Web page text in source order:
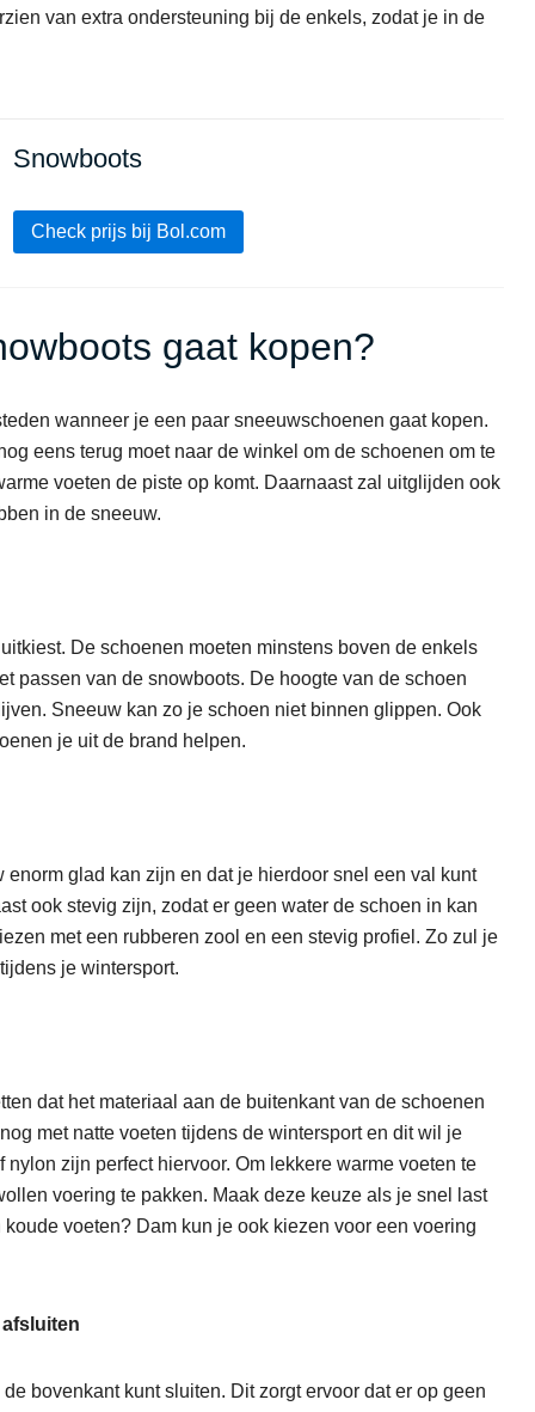
van extra ondersteuning bij de enkels, zodat je in de
Snowboots
Check prijs bij Bol.com
gaat kopen?
wanneer je een paar sneeuwschoenen gaat kopen.
eens terug moet naar de winkel om de schoenen om te
voeten de piste op komt. Daarnaast zal uitglijden ook
in de sneeuw.
De schoenen moeten minstens boven de enkels
passen van de snowboots. De hoogte van de schoen
Sneeuw kan zo je schoen niet binnen glippen. Ook
je uit de brand helpen.
glad kan zijn en dat je hierdoor snel een val kunt
ook stevig zijn, zodat er geen water de schoen in kan
met een rubberen zool en een stevig profiel. Zo zul je
je wintersport.
dat het materiaal aan de buitenkant van de schoenen
met natte voeten tijdens de wintersport en dit wil je
zijn perfect hiervoor. Om lekkere warme voeten te
voering te pakken. Maak deze keuze als je snel last
voeten? Dam kun je ook kiezen voor een voering
bovenkant kunt sluiten. Dit zorgt ervoor dat er op geen